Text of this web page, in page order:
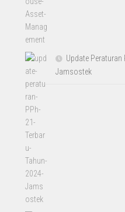
Update Peraturan
Jamsostek